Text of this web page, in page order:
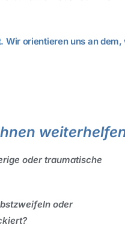
orientieren uns an
oder traumatische
oder